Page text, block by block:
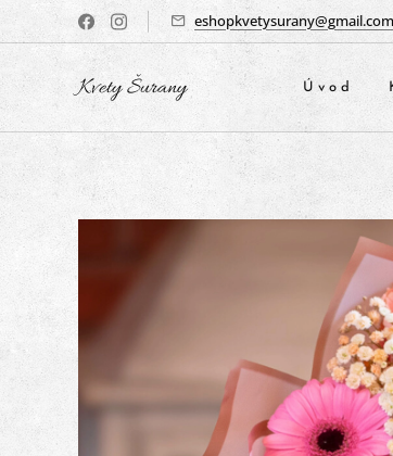
eshopkvetysurany@gmail.com
Kvety Šurany Úvod